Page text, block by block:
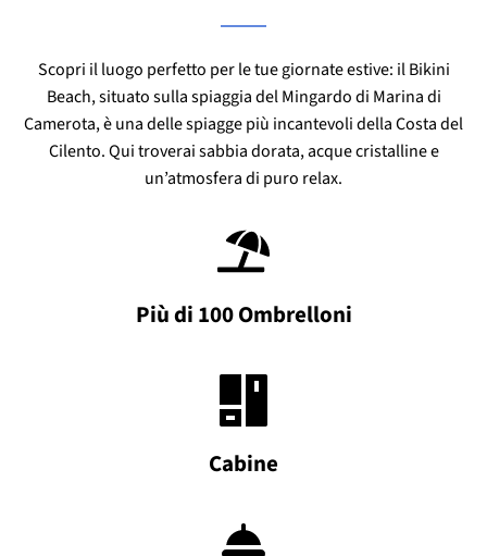
Scopri il luogo perfetto per le tue giornate estive: il Bikini
Beach, situato sulla spiaggia del Mingardo di Marina di
Camerota, è una delle spiagge più incantevoli della Costa del
Cilento. Qui troverai sabbia dorata, acque cristalline e
un’atmosfera di puro relax.
Più di 100 Ombrelloni
Cabine